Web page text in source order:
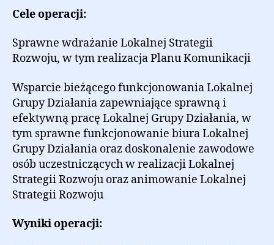
Cele operacji:
Sprawne wdrażanie Lokalnej Strategii
Rozwoju, w tym realizacja Planu Komunikacji
Wsparcie bieżącego funkcjonowania Lokalnej
Grupy Działania zapewniające sprawną i
efektywną pracę Lokalnej Grupy Działania, w
tym sprawne funkcjonowanie biura Lokalnej
Grupy Działania oraz doskonalenie zawodowe
osób uczestniczących w realizacji Lokalnej
Strategii Rozwoju oraz animowanie Lokalnej
Strategii Rozwoju
Wyniki operacji: